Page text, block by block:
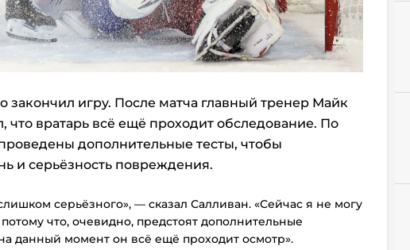
закончил игру. После матча главный тренер Майк
что вратарь всё ещё проходит обследование. По
дополнительные тесты, чтобы
и серьёзность повреждения.
серьёзного», — сказал Салливан. «Сейчас я не могу
потому что, очевидно, предстоят дополнительные
данный момент он всё ещё проходит осмотр».